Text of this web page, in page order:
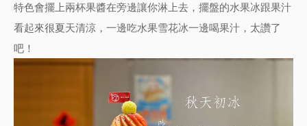
特色會擺上兩杯果醬在旁邊讓你淋上去，擺盤的水果冰跟果汁
看起來很夏天清涼，一邊吃水果雪花冰一邊喝果汁，太讚了
吧！